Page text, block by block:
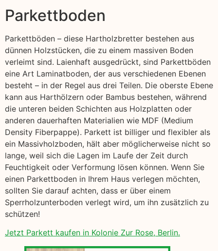
Parkettboden
Parkettböden – diese Hartholzbretter bestehen aus
dünnen Holzstücken, die zu einem massiven Boden
verleimt sind. Laienhaft ausgedrückt, sind Parkettböden
eine Art Laminatboden, der aus verschiedenen Ebenen
besteht – in der Regel aus drei Teilen. Die oberste Ebene
kann aus Harthölzern oder Bambus bestehen, während
die unteren beiden Schichten aus Holzplatten oder
anderen dauerhaften Materialien wie MDF (Medium
Density Fiberpappe). Parkett ist billiger und flexibler als
ein Massivholzboden, hält aber möglicherweise nicht so
lange, weil sich die Lagen im Laufe der Zeit durch
Feuchtigkeit oder Verformung lösen können. Wenn Sie
einen Parkettboden in Ihrem Haus verlegen möchten,
sollten Sie darauf achten, dass er über einem
Sperrholzunterboden verlegt wird, um ihn zusätzlich zu
schützen!
Jetzt Parkett kaufen in Kolonie Zur Rose, Berlin.